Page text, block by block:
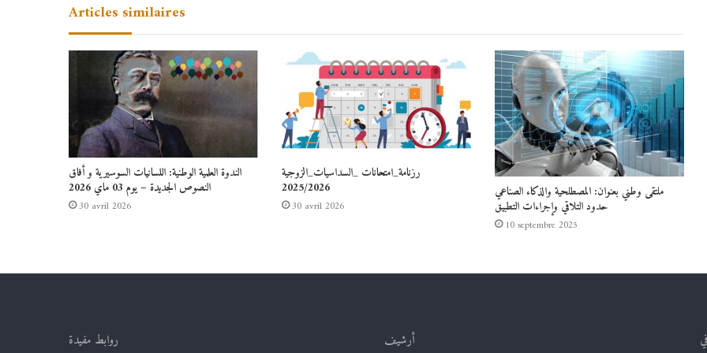
Articles similaires
الندوة العلمية الوطنية: اللسانيات السوسيرية و أفاق
النصوص الجديدة – يوم 03 ماي 2026
30 avril 2026
رزنامة_امتحانات _السداسيات_الزوجية
2025/2026
30 avril 2026
ملتقى وطني بعنوان: المصطلحية والذكاء الصناعي
حدود التلاقي وإجراءات التطبيق
10 septembre 2025
روابط مفيدة أرشيف